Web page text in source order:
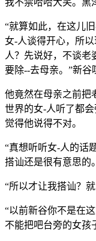
“就算如此，在这儿
女-人谈得开心，所
人？先说好，不谈老
要除--去母亲。”新谷
他竟然在母亲之前把
世界的女-人听了都
觉得他说得不对。
“真想听听女-人的话
搭讪还是很有意思的
“所以才让我搭讪？
“以前新谷你不是在
不能把吧台旁的女孩